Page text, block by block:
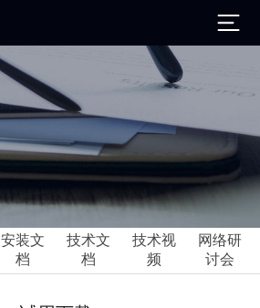
安装文
档
技术文
档
技术视
频
网络研
讨会